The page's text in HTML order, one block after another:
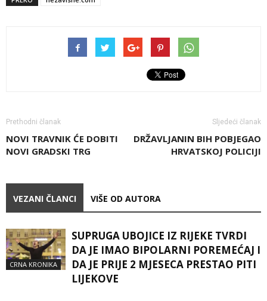
Prethodni članak
NOVI TRAVNIK ĆE DOBITI
NOVI GRADSKI TRG
Sljedeći članak
DRŽAVLJANIN BIH POBJEGAO
HRVATSKOJ POLICIJI
VEZANI ČLANCI VIŠE OD AUTORA
CRNA KRONIKA
SUPRUGA UBOJICE IZ RIJEKE TVRDI
DA JE IMAO BIPOLARNI POREMEĆAJ I
DA JE PRIJE 2 MJESECA PRESTAO PITI
LIJEKOVE